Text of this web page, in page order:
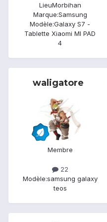
LieuMorbihan
Marque:Samsung
Modèle:Galaxy S7 -
Tablette Xiaomi MI PAD
4
waligatore
Membre
22
Modèle:samsung galaxy
teos